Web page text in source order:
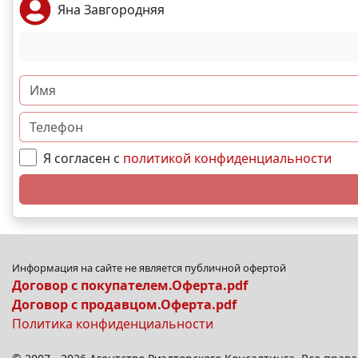
Яна Завгородняя
Я согласен с политикой конфиденциальности
Информация на сайте не является публичной офертой
Договор с покупателем.Оферта.pdf
Договор с продавцом.Оферта.pdf
Политика конфиденциальности